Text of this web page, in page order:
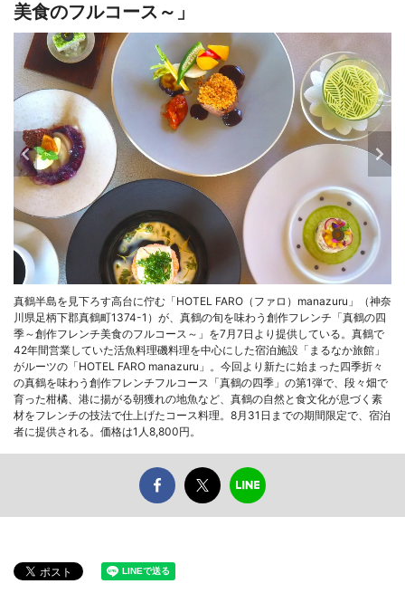
美食のフルコース～」
真鶴半島を見下ろす高台に佇む「HOTEL FARO（ファロ）manazuru」（神奈
川県足柄下郡真鶴町1374-1）が、真鶴の旬を味わう創作フレンチ「真鶴の四
季～創作フレンチ美食のフルコース～」を7月7日より提供している。真鶴で
42年間営業していた活魚料理磯料理を中心にした宿泊施設「まるなか旅館」
がルーツの「HOTEL FARO manazuru」。今回より新たに始まった四季折々
の真鶴を味わう創作フレンチフルコース「真鶴の四季」の第1弾で、段々畑で
育った柑橘、港に揚がる朝獲れの地魚など、真鶴の自然と食文化が息づく素
材をフレンチの技法で仕上げたコース料理。8月31日までの期間限定で、宿泊
者に提供される。価格は1人8,800円。